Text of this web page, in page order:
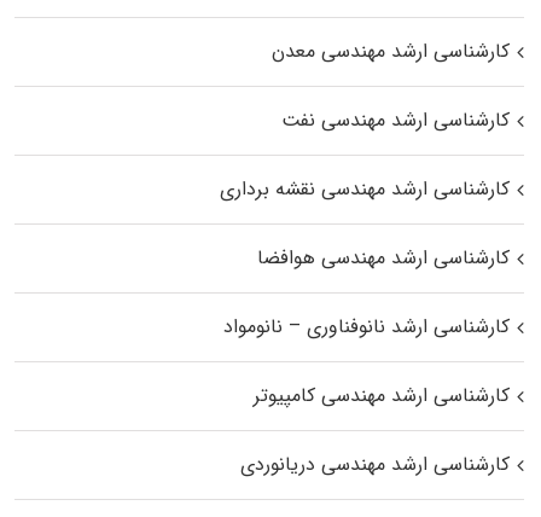
کارشناسی ارشد مهندسی معدن
کارشناسی ارشد مهندسی نفت
کارشناسی ارشد مهندسی نقشه برداری
کارشناسی ارشد مهندسی هوافضا
کارشناسی ارشد نانوفناوری – نانومواد
کارشناسی ارشد مهندسی کامپیوتر
کارشناسی ارشد مهندسی دریانوردی